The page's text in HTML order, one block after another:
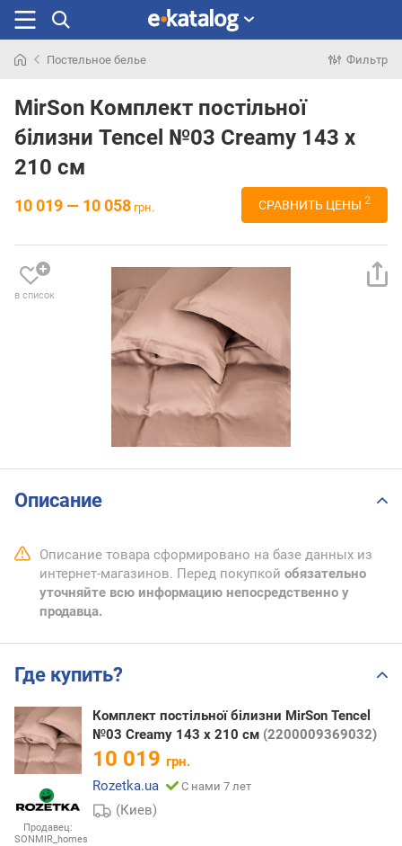
раньше
Постельное белье Фильтр
MirSon Комплект постільної
білизни Tencel №03 Creamy 143 x
210 см
10 019 — 10 058 грн. СРАВНИТЬ ЦЕНЫ 2
в список
Описание
Описание товара сформировано на базе данных из
интернет-магазинов. Перед покупкой обязательно
уточняйте всю информацию непосредственно у
продавца.
Где купить?
Продавец:
SONMIR_homes
Комплект постільної білизни MirSon Tencel
№03 Creamy 143 x 210 см (2200009369032)
10 019 грн.
Rozetka.ua
С нами 7 лет
(Киев)